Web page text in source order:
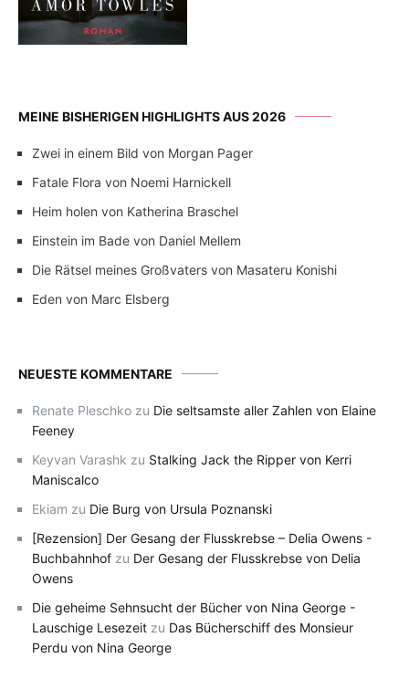
MEINE BISHERIGEN HIGHLIGHTS AUS 2026
Zwei in einem Bild von Morgan Pager
Fatale Flora von Noemi Harnickell
Heim holen von Katherina Braschel
Einstein im Bade von Daniel Mellem
Die Rätsel meines Großvaters von Masateru Konishi
Eden von Marc Elsberg
NEUESTE KOMMENTARE
Renate Pleschko zu Die seltsamste aller Zahlen von Elaine
Feeney
Keyvan Varashk zu Stalking Jack the Ripper von Kerri
Maniscalco
Ekiam zu Die Burg von Ursula Poznanski
[Rezension] Der Gesang der Flusskrebse – Delia Owens -
Buchbahnhof zu Der Gesang der Flusskrebse von Delia
Owens
Die geheime Sehnsucht der Bücher von Nina George -
Lauschige Lesezeit zu Das Bücherschiff des Monsieur
Perdu von Nina George